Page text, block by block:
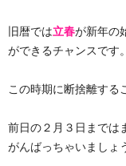
舎
旧暦では立春が新年の
ができるチャンスです。
この時期に断捨離する
前日の２月３日までは
がんばっちゃいましょ